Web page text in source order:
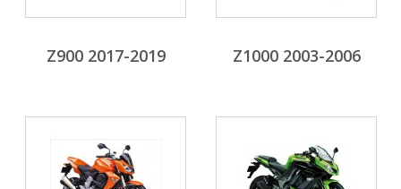
Z900 2017-2019 Z1000 2003-2006